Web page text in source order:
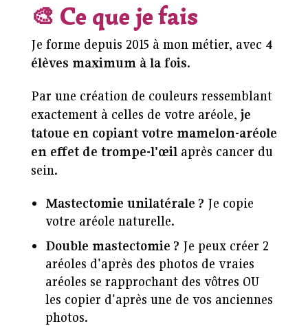
🎨 Ce que je fais
Je forme depuis 2015 à mon métier, avec 4
élèves maximum à la fois.
Par une création de couleurs ressemblant
exactement à celles de votre aréole, je
tatoue en copiant votre mamelon-aréole
en effet de trompe-l'œilaprès cancer du
sein.
Mastectomie unilatérale ? Je copie
votre aréole naturelle.
Double mastectomie ? Je peux créer 2
aréoles d'après des photos de vraies
aréoles se rapprochant des vôtres OU
les copier d'après une de vos anciennes
photos.